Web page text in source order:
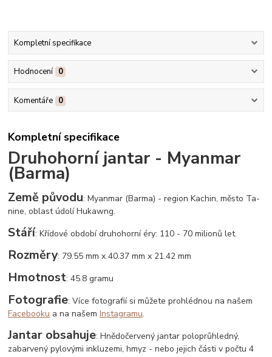
Kompletní specifikace
Hodnocení 0
Komentáře 0
Kompletní specifikace
Druhohorní jantar - Myanmar
(Barma)
Země původu: Myanmar (Barma) - region Kachin, město Ta-
nine, oblast údolí Hukawng.
Stáří: Křídové období druhohorní éry: 110 - 70 milionů let.
Rozměry: 79.55 mm x 40.37 mm x 21.42 mm
Hmotnost: 45.8 gramu
Fotografie: Více fotografií si můžete prohlédnou na našem
Facebooku a na našemInstagramu.
Jantar obsahuje: Hnědočervený jantar poloprůhledný,
zabarvený pylovými inkluzemi, hmyz - nebo jejich části v počtu 4